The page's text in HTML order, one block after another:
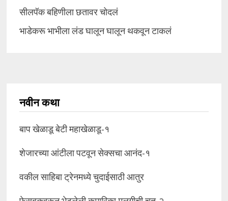
सीलपॅक बहिणीला छतावर चोदलं
भाडेकरू भाभीला लंड घालून घालून थकवून टाकलं
नवीन कथा
बाप खेळाडू बेटी महाखेळाडू-१
शेजारच्या आंटीला पटवून सेक्सचा आनंद-१
वकील साहिबा ट्रेनमध्ये चुदाईसाठी आतुर